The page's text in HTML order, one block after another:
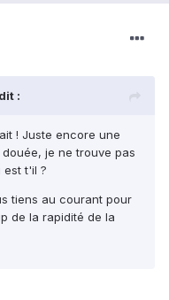
:
! Juste encore une
je ne trouve pas
est t'il ?
tiens au courant pour
de la rapidité de la